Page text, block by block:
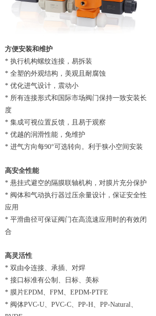
方便安装和维护
* 执行机构螺纹连接，易拆装
* 全塑的外观结构，美观且耐腐蚀
* 优化进气设计，震动小
* 所有连接形式和国际市场阀门保持一致安装长
度
* 集成可视位置反馈，且易于观察
* 优越的润滑性能，免维护
* 进气方向每90°可选转向。利于狭小空间安装
高安全性能
* 悬挂式避空的隔膜联轴机构，对膜片充分保护
* 阀体和气动执行器过压余量设计，保证安全性
应用
* 平滑曲径可保证阀门在高流速应用时的有效闭
合
高灵活性
* 双由令连接、承插、对焊
* 接口标准有公制、日标、美标
* 膜片EPDM、FPM、EPDM-PTFE
* 阀体PVC-U、PVC-C、PP-H、PP-Natural、